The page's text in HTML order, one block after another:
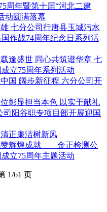
周年暨第十届“河北二建
动圆满落幕
七分公司行唐县玉城污水
作战74周年纪念日系列活
逢盛世 同心共筑谱华章 七
立75周年系列活动
国 阔步新征程 六分公司开
彰显担当本色 以实干献礼
阳谷职专项目部开展迎国
正廉洁树新风
赞辉煌成就——金正检测公
立75周年主题活动
1/61 页